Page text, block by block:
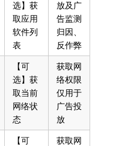
选】获
取应用
软件列
表
放及广
告监测
归因、
反作弊
【可
选】获
取当前
网络状
态
获取网
络权限
仅用于
广告投
放
【可
获取网